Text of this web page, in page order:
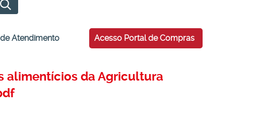
Atendimento Acesso Portal de Compras
alimentícios da Agricultura